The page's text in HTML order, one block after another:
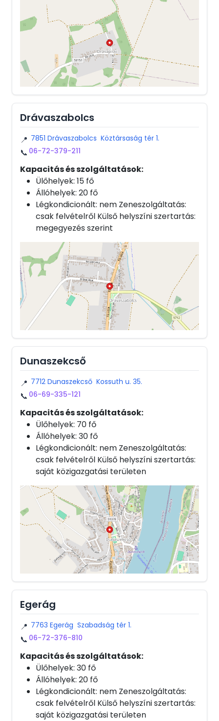
Drávaszabolcs
📍 7851 Drávaszabolcs Köztársaság tér 1.
📞 06-72-379-211
Kapacitás és szolgáltatások:
Ülőhelyek: 15 fő
Állóhelyek: 20 fő
Légkondicionált: nem Zeneszolgáltatás:
csak felvételről Külső helyszíni szertartás:
megegyezés szerint
Dunaszekcső
📍 7712 Dunaszekcső Kossuth u. 35.
📞 06-69-335-121
Kapacitás és szolgáltatások:
Ülőhelyek: 70 fő
Állóhelyek: 30 fő
Légkondicionált: nem Zeneszolgáltatás:
csak felvételről Külső helyszíni szertartás:
saját közigazgatási területen
Egerág
📍 7763 Egerág Szabadság tér 1.
📞 06-72-376-810
Kapacitás és szolgáltatások:
Ülőhelyek: 30 fő
Állóhelyek: 20 fő
Légkondicionált: nem Zeneszolgáltatás:
csak felvételről Külső helyszíni szertartás:
saját közigazgatási területen